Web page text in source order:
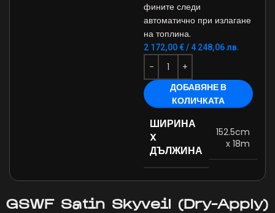
фините следи
автоматично при излагане
на топлина.
2 172,00€/ 4 248,06 лв.
ДОБАВЯНЕ В
КОЛИЧКАТА
ШИРИНА
X
ДЪЛЖИНА
152.5cm
x 18m
GSWF Satin Skyveil (Dry-Apply)